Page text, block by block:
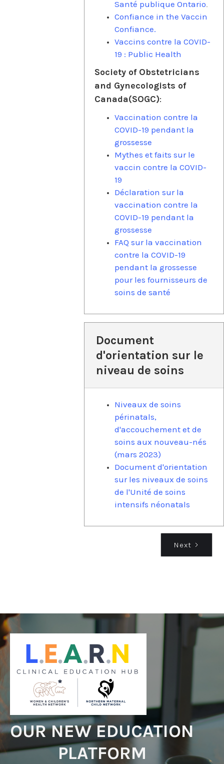
Santé publique Ontario
Confiance in the Vaccin
Confiance.
Vaccins contre la COVID-
19 : Public Health
Society of Obstetricians
and Gynecologists of
Canada(SOGC):
Vaccination contre la
COVID-19 pendant la
grossesse
Mythes et faits sur le
vaccin contre la COVID-
19
Déclaration sur la
vaccination contre la
COVID-19 pendant la
grossesse
FAQ sur la vaccination
contre la COVID-19
pendant la grossesse
pour les fournisseurs de
soins de santé
Document
d'orientation sur le
niveau de soins
Niveaux de soins
périnatals,
d'accouchement et de
soins aux nouveau-nés
(mars 2023)
Document d'orientation
sur les niveaux de soins
de l'Unité de soins
intensifs néonatals
Next
OUR NEW EDUCATION
PLATFORM